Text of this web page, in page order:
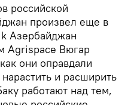
российской
произвел еще в
Азербайджан
Agrispace Вюгар
они оправдали
и расширить
работают над тем,